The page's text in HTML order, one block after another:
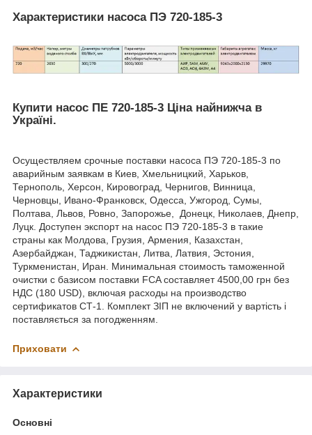
Характеристики насоса ПЭ 720-185-3
Купити насос ПЕ 720-185-3 Ціна найнижча в
Україні.
Осуществляем срочные поставки насоса ПЭ 720-185-3 по
аварийным заявкам в Киев, Хмельницкий, Харьков,
Тернополь, Херсон, Кировоград, Чернигов, Винница,
Черновцы, Ивано-Франковск, Одесса, Ужгород, Сумы,
Полтава, Львов, Ровно, Запорожье, Донецк, Николаев, Днепр,
Луцк. Доступен экспорт на насос ПЭ 720-185-3 в такие
страны как Молдова, Грузия, Армения, Казахстан,
Азербайджан, Таджикистан, Литва, Латвия, Эстония,
Туркменистан, Иран. Минимальная стоимость таможенной
очистки с базисом поставки FCA составляет 4500,00 грн без
НДС (180 USD), включая расходы на производство
сертификатов СТ-1. Комплект ЗІП не включений у вартість і
поставляється за погодженням.
Приховати
Характеристики
Основні